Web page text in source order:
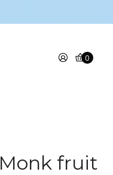
0
fruit